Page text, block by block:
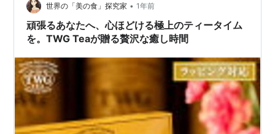
病のせいだとしたらどうしたらいいのか、 川越に膠原病
の専門のお医者さんあるらしい…
世界の「美の食」探究家 • 1年前
頑張るあなたへ、心ほどける極上のティータイム
を。TWG Teaが贈る贅沢な癒し時間